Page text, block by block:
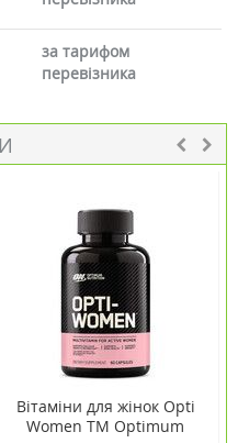
за тарифом
перевізника
Вітаміни для жінок Opti
Women ТМ Optimum